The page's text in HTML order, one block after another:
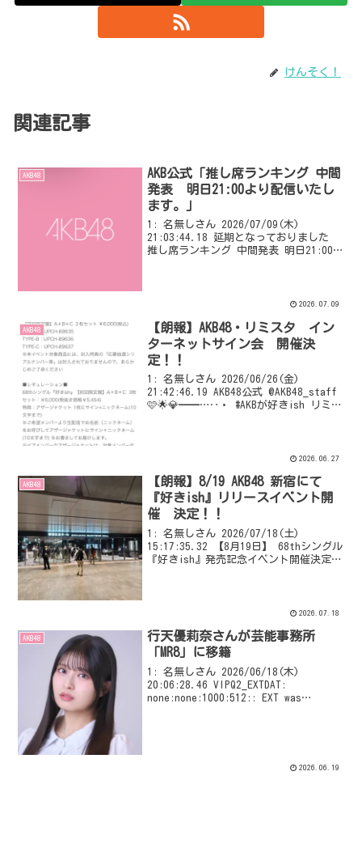
けんそく！
関連記事
AKB48
AKB公式「推し席ランキング 中間
発表 明日21:00より配信いたし
ます。」
1: 名無しさん 2026/07/09(木)
21:03:44.18 延期となっておりました
推し席ランキング 中間発表 明日21:00よ
2026.07.09
AKB48
【朗報】AKB48・リミスタ イン
ターネットサイン会 開催決
定！！
1: 名無しさん 2026/06/26(金)
21:42:46.19 AKB48公式 @AKB48_staff
🩷🌟💎━━…‥・ #AKBが好きish リミス
2026.06.27
AKB48
【朗報】8/19 AKB48 新宿にて
『好きish』リリースイベント開
催 決定！！
1: 名無しさん 2026/07/18(土)
15:17:35.32 【8月19日】 68thシングル
『好きish』発売記念イベント開催決定！
2026.07.18
AKB48
行天優莉奈さんが芸能事務所
「MR8」に移籍
1: 名無しさん 2026/06/18(木)
20:06:28.46 VIPQ2_EXTDAT:
none:none:1000:512:: EXT was
2026.06.19